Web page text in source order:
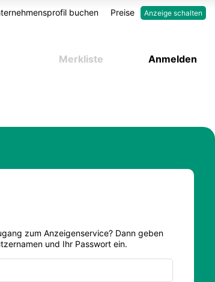
Anzeige schalten
buchen Preise
Anmelden
Merkliste
zum Anzeigenservice? Dann geben
und Ihr Passwort ein.